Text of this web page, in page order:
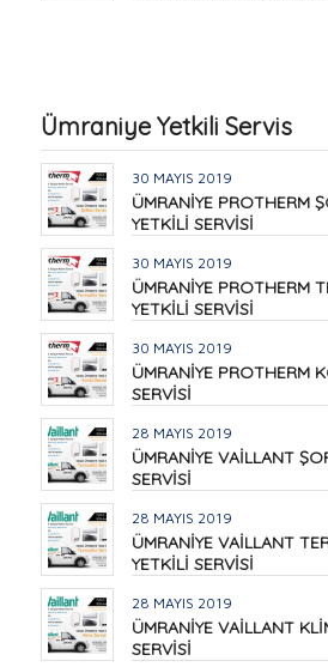
Ümraniye Yetkili Servis
30 MAYIS 2019
ÜMRANİYE PROTHERM
YETKİLİ SERVİSİ
30 MAYIS 2019
ÜMRANİYE PROTHERM
YETKİLİ SERVİSİ
30 MAYIS 2019
ÜMRANİYE PROTHERM
SERVİSİ
28 MAYIS 2019
ÜMRANİYE VAİLLANT
SERVİSİ
28 MAYIS 2019
ÜMRANİYE VAİLLANT
YETKİLİ SERVİSİ
28 MAYIS 2019
ÜMRANİYE VAİLLANT
SERVİSİ